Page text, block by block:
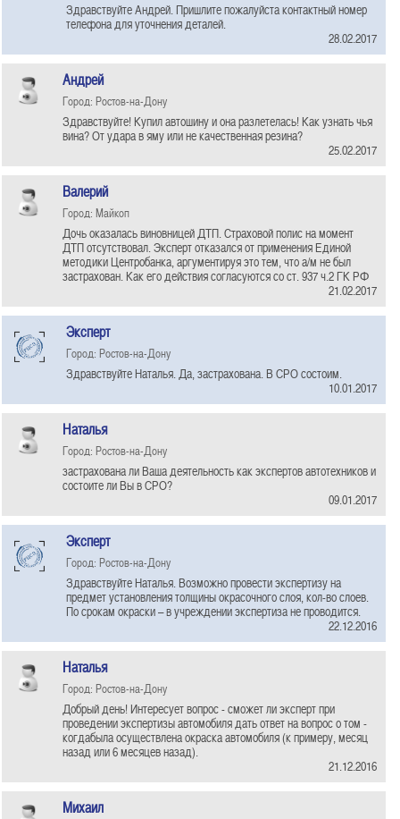
Здравствуйте Андрей. Пришлите пожалуйста контактный номер
телефона для уточнения деталей.
28.02.2017
Андрей
Город: Ростов-на-Дону
Здравствуйте! Купил автошину и она разлетелась! Как узнать чья
вина? От удара в яму или не качественная резина?
25.02.2017
Валерий
Город: Майкоп
Дочь оказалась виновницей ДТП. Страховой полис на момент
ДТП отсутствовал. Эксперт отказался от применения Единой
методики Центробанка, аргументируя это тем, что а/м не был
застрахован. Как его действия согласуются со ст. 937 ч.2 ГК РФ
21.02.2017
Эксперт
Город: Ростов-на-Дону
Здравствуйте Наталья. Да, застрахована. В СРО состоим.
10.01.2017
Наталья
Город: Ростов-на-Дону
застрахована ли Ваша деятельность как экспертов автотехников и
состоите ли Вы в СРО?
09.01.2017
Эксперт
Город: Ростов-на-Дону
Здравствуйте Наталья. Возможно провести экспертизу на
предмет установления толщины окрасочного слоя, кол-во слоев.
По срокам окраски – в учреждении экспертиза не проводится.
22.12.2016
Наталья
Город: Ростов-на-Дону
Добрый день! Интересует вопрос - сможет ли эксперт при
проведении экспертизы автомобиля дать ответ на вопрос о том -
когдабыла осуществлена окраска автомобиля (к примеру, месяц
назад или 6 месяцев назад).
21.12.2016
Михаил